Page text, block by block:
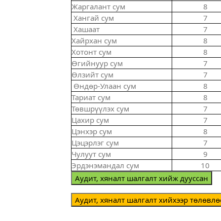
Жаргалант сум
8
Хангай сум
7
Хашаат
7
Хайрхан сум
8
Хотонт сум
8
Өгийнуур сум
7
Өлзийт сум
7
Өндөр-Улаан сум
8
Тариат сум
8
Төвшрүүлэх сум
7
Цахир сум
7
Цэнхэр сум
8
Цэцэрлэг сум
7
Чулуут сум
9
Эрдэнэмандал сум
10
Аудит, хяналт шалгалт хийж дууссан
Аудит, хяналт шалгалт хийхээр